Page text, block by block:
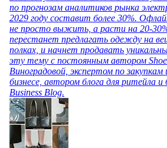
по прогнозам аналитиков рынка
2029 году составит более 30%.
не просто выжить, а расти на 20-30%
перестанет предлагать одежду на
полках, и начнет продавать
эту тему с постоянным автором
Виноградовой, экспертом по
бизнесе, автором блога для ритейла и
Business Blog.